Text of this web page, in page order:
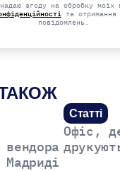
згоду на обробку моїх
та отримання
повідомлень.
вендора
Статті
Офіс,